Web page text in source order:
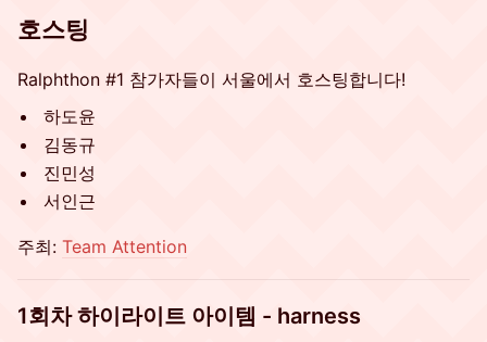
호스팅
Ralphthon #1 참가자들이 서울에서 호스팅합니다!
하도윤
김동규
진민성
서인근
주최: Team Attention
1회차 하이라이트 아이템 - harness